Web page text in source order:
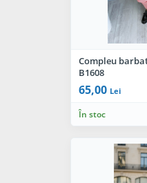
Compleu
B1608
65,00 Lei
În stoc